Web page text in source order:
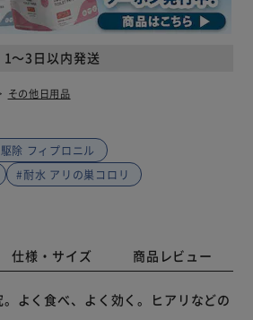
1～3日以内発送
その他日用品
除 フィプロニル
#耐水 アリの巣コロリ
仕様・サイズ 商品レビュー
よく食べ、よく効く。ヒアリなどの